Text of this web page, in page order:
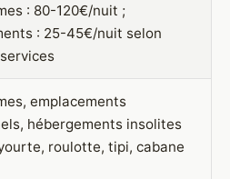
: 80-120€/nuit ;
: 25-45€/nuit selon
emplacements
hébergements insolites
roulotte, tipi, cabane